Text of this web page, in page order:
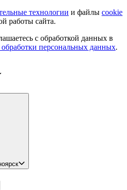
технологии и файлы cookie
работы сайта.
с обработкой данных в
персональных данных.